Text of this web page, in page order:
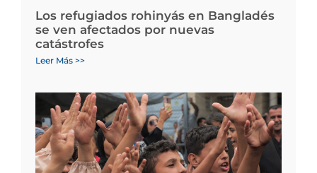
Los refugiados rohinyás en Bangladés
se ven afectados por nuevas
catástrofes
Leer Más >>